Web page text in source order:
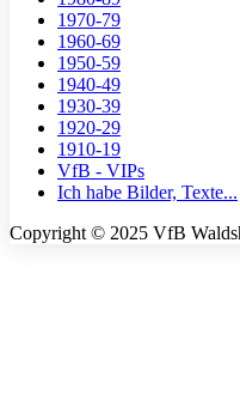
1970-79
1960-69
1950-59
1940-49
1930-39
1920-29
1910-19
VfB - VIPs
Ich habe Bilder, Texte...
Copyright © 2025 VfB